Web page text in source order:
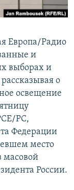
Европа/Радио
и
выборах и
о
освещение
РС,
Федерации
место
масовой
России.